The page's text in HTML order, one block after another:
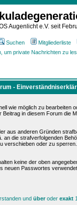
Augenlicht e.V. seit
Suchen Mitgliederliste
um private Nachrichten zu
-
wie möglich zu
in diesem Forum die
aus anderen Gründen
die strafverfolgenden
oder zu
keine der oben
neuen Passwortes verwendet.
und überoder exakt